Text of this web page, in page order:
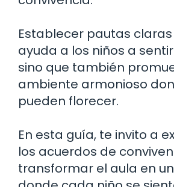
Establecer pautas
ayuda a los niños a
sino que también
ambiente armonioso
pueden florecer.
En esta guía, te invito a
los acuerdos de
transformar el aula en